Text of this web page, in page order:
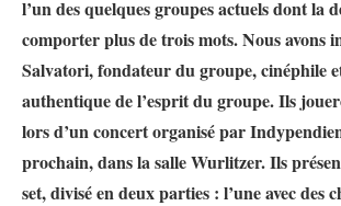
l’un des quelques groupes actuels dont la
comporter plus de trois mots. Nous avons
Salvatori, fondateur du groupe, cinéphile
authentique de l’esprit du groupe. Ils
lors d’un concert organisé par
prochain, dans la salle Wurlitzer. Ils
set, divisé en deux parties : l’une avec des